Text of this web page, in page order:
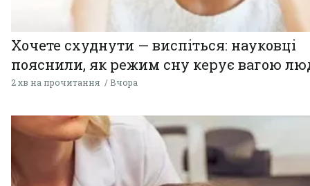
Хочете схуднути — виспіться: науковці
пояснили, як режим сну керує вагою
2 хв на прочитання Вчора